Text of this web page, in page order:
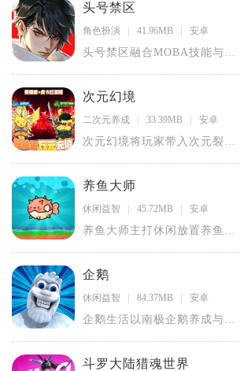
头号禁区
角色扮演 41.96MB 安卓
头号禁区融合MOBA技能与搜
次元幻境
二次元养成 33.39MB 安卓
次元幻境将玩家带入次元裂隙
养鱼大师
休闲益智 45.72MB 安卓
养鱼大师主打休闲放置养鱼玩
企鹅
休闲益智 84.37MB 安卓
企鹅生活以南极企鹅养成与岛
斗罗大陆猎魂世界